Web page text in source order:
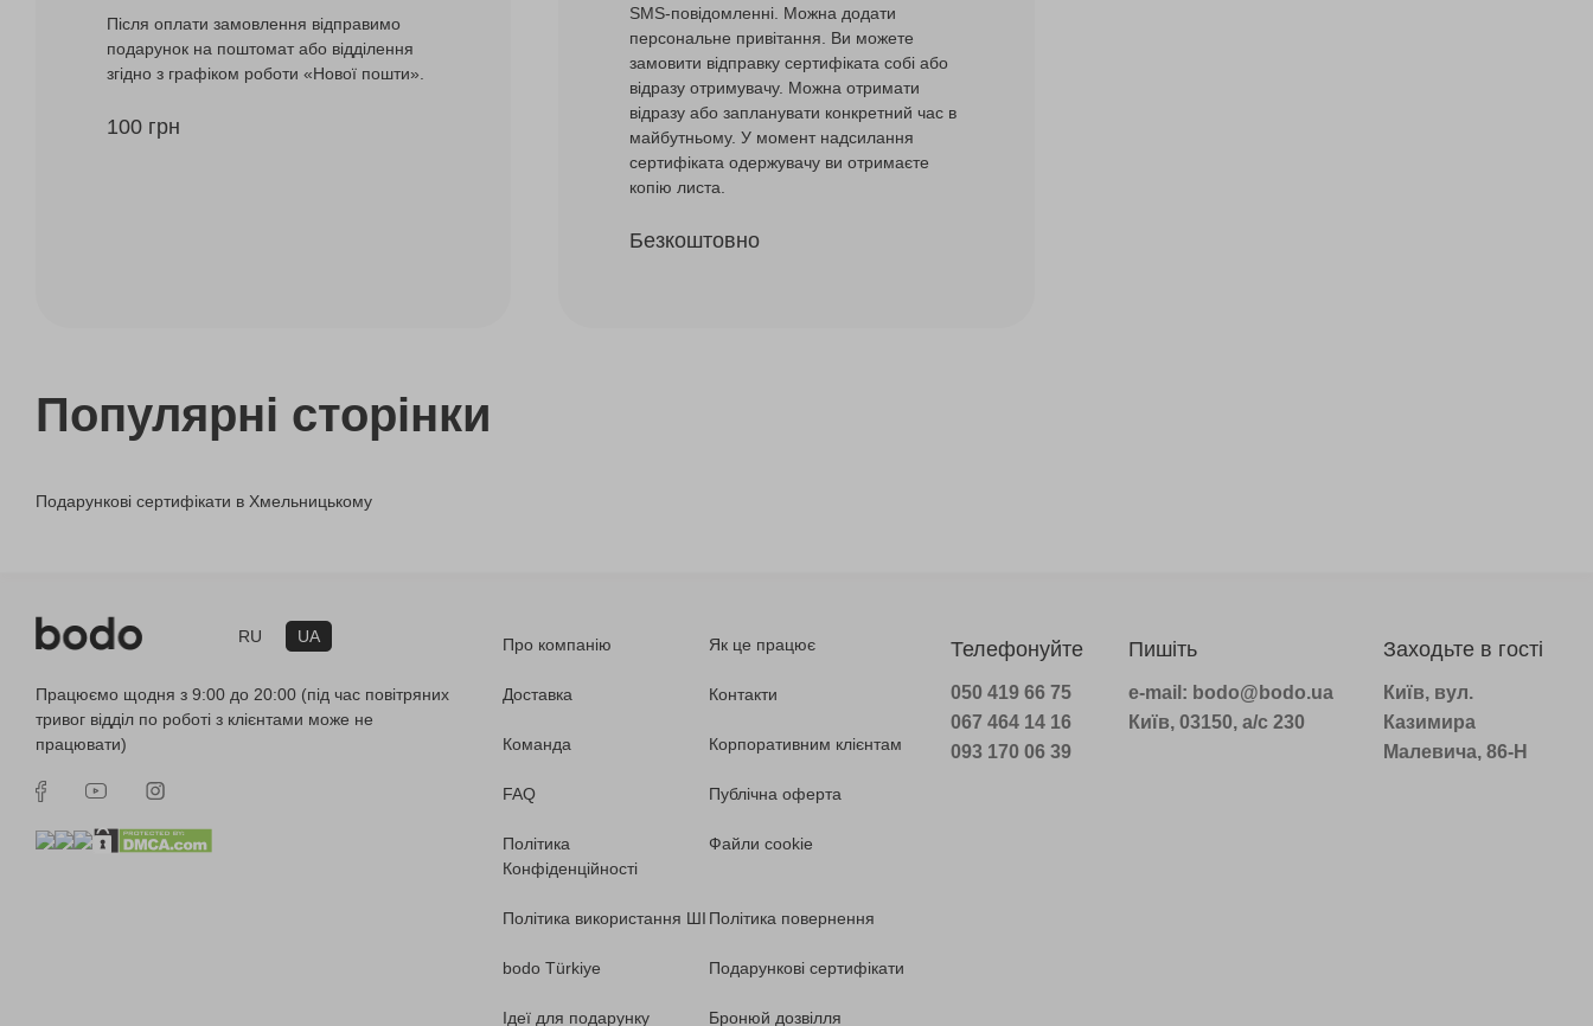
Після оплати замовлення відправимо
подарунок на поштомат або відділення
згідно з графіком роботи «Нової пошти».
100 грн
SMS-повідомленні. Можна додати
персональне привітання. Ви можете
замовити відправку сертифіката собі або
відразу отримувачу. Можна отримати
відразу або запланувати конкретний час в
майбутньому. У момент надсилання
сертифіката одержувачу ви отримаєте
копію листа.
Безкоштовно
Популярні сторінки
Подарункові сертифікати в Хмельницькому
RU UA
Працюємо щодня з 9:00 до 20:00 (під час повітряних
тривог відділ по роботі з клієнтами може не
працювати)
Про компанію Як це працює
Доставка Контакти
Команда Корпоративним клієнтам
FAQ Публічна оферта
Політика
Конфіденційності
Файли cookie
Політика використання ШІ Політика повернення
bodo Türkiye Подарункові сертифікати
Ідеї для подарунку Бронюй дозвілля
Телефонуйте
050 419 66 75
067 464 14 16
093 170 06 39
Пишіть
e-mail: bodo@bodo.ua
Київ, 03150, а/с 230
Заходьте в гості
Київ, вул.
Казимира
Малевича, 86-Н